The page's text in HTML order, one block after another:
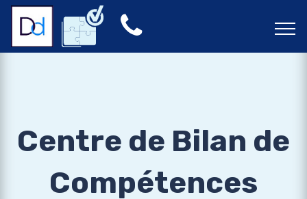
Centre de Bilan de
Compétences